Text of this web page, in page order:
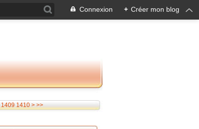
Connexion + Créer mon blog
1409 14101420
1430
1440
1450
1460
1470
1480
1490
1500
1600
1700
1800
1900
2000
2100
2200
2300
2400
2500
> >>